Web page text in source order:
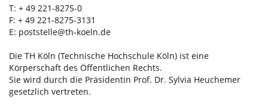
T: + 49 221-8275-0
F: + 49 221-8275-3131
E: poststelle@th-koeln.de
Die TH Köln (Technische Hochschule Köln) ist eine
Körperschaft des Öffentlichen Rechts.
Sie wird durch die Präsidentin Prof. Dr. Sylvia Heuchemer
gesetzlich vertreten.